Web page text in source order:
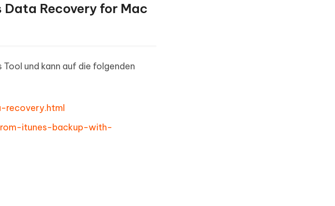
Data Recovery for Mac
und kann auf die folgenden
recovery.html
itunes-backup-with-